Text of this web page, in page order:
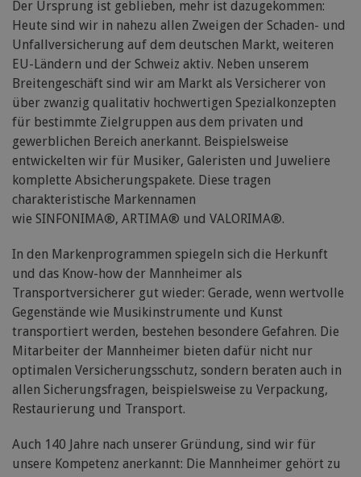
Der Ursprung ist geblieben, mehr ist dazugekommen:
Heute sind wir in nahezu allen Zweigen der Schaden- und
Unfallversicherung auf dem deutschen Markt, weiteren
EU-Ländern und der Schweiz aktiv. Neben unserem
Breitengeschäft sind wir am Markt als Versicherer von
über zwanzig qualitativ hochwertigen Spezialkonzepten
für bestimmte Zielgruppen aus dem privaten und
gewerblichen Bereich anerkannt. Beispielsweise
entwickelten wir für Musiker, Galeristen und Juweliere
komplette Absicherungspakete. Diese tragen
charakteristische Markennamen
wie SINFONIMA®, ARTIMA® und VALORIMA®.
In den Markenprogrammen spiegeln sich die Herkunft
und das Know-how der Mannheimer als
Transportversicherer gut wieder: Gerade, wenn wertvolle
Gegenstände wie Musikinstrumente und Kunst
transportiert werden, bestehen besondere Gefahren. Die
Mitarbeiter der Mannheimer bieten dafür nicht nur
optimalen Versicherungsschutz, sondern beraten auch in
allen Sicherungsfragen, beispielsweise zu Verpackung,
Restaurierung und Transport.
Auch 140 Jahre nach unserer Gründung, sind wir für
unsere Kompetenz anerkannt: Die Mannheimer gehört zu